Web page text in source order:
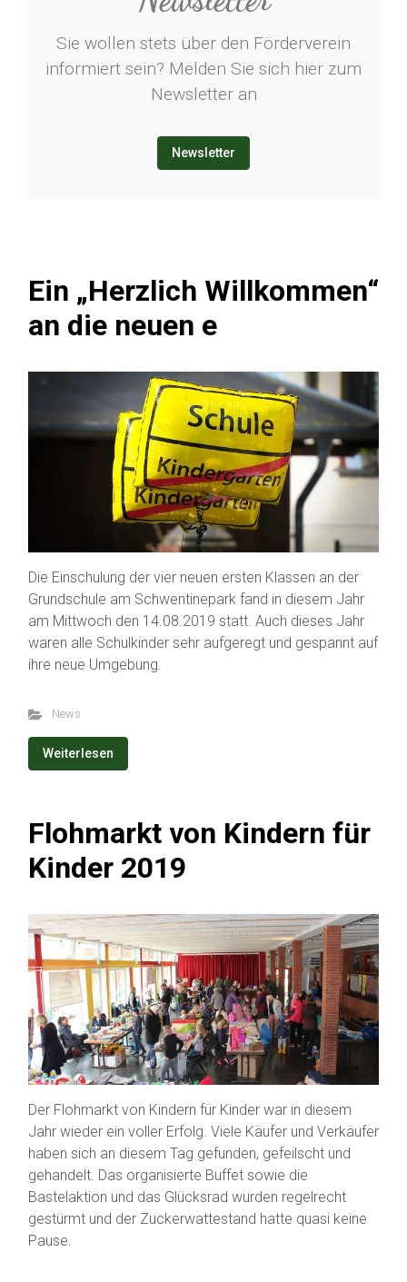
Sie wollen stets über den Förderverein
informiert sein? Melden Sie sich hier zum
Newsletter an
Newsletter
Ein „Herzlich Willkommen“
an die neuen e
Die Einschulung der vier neuen ersten Klassen an der
Grundschule am Schwentinepark fand in diesem Jahr
am Mittwoch den 14.08.2019 statt. Auch dieses Jahr
waren alle Schulkinder sehr aufgeregt und gespannt auf
ihre neue Umgebung.
News
Weiterlesen
Flohmarkt von Kindern für
Kinder 2019
Der Flohmarkt von Kindern für Kinder war in diesem
Jahr wieder ein voller Erfolg. Viele Käufer und Verkäufer
haben sich an diesem Tag gefunden, gefeilscht und
gehandelt. Das organisierte Buffet sowie die
Bastelaktion und das Glücksrad wurden regelrecht
gestürmt und der Zuckerwattestand hatte quasi keine
Pause.